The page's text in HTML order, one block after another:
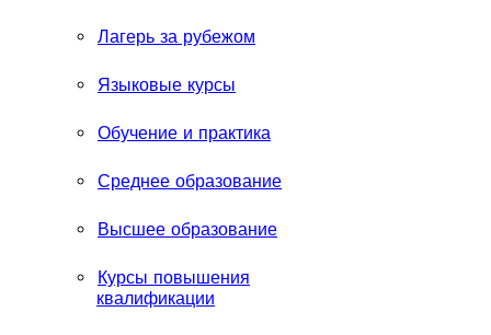
Лагерь за рубежом
Языковые курсы
Обучение и практика
Среднее образование
Высшее образование
Курсы повышения
квалификации